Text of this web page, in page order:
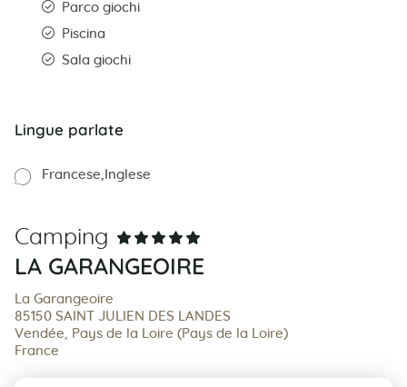
Parco giochi
Piscina
Sala giochi
Lingue parlate
Francese Inglese
Camping
LA GARANGEOIRE
La Garangeoire
85150 SAINT JULIEN DES LANDES
Vendée, Pays de la Loire (Pays de la Loire)
France